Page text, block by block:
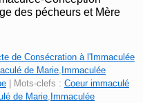
des pécheurs et Mère
de Consécration à l'Immaculée
de Marie, Immaculée
Mots-clefs : Coeur immaculé
de Marie, Immaculée